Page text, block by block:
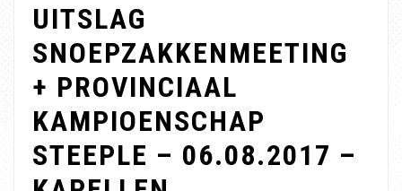
UITSLAG
SNOEPZAKKENMEETING
+ PROVINCIAAL
KAMPIOENSCHAP
STEEPLE – 06.08.2017 –